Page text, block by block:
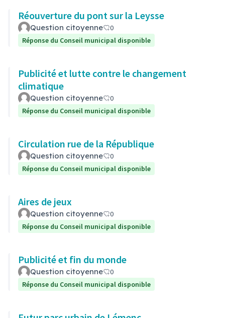
Réouverture du pont sur la Leysse
Question citoyenne
0
Réponse du Conseil municipal disponible
Publicité et lutte contre le changement
climatique
Question citoyenne
0
Réponse du Conseil municipal disponible
Circulation rue de la République
Question citoyenne
0
Réponse du Conseil municipal disponible
Aires de jeux
Question citoyenne
0
Réponse du Conseil municipal disponible
Publicité et fin du monde
Question citoyenne
0
Réponse du Conseil municipal disponible